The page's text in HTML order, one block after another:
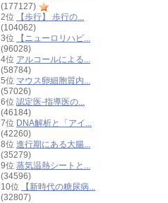
(177127)
2位
【歩行】 歩行の...
(104062)
3位
【ニューロリハビ...
(96028)
4位 アルコールによる...
(58784)
5位 マウス卵細胞質内...
(57026)
6位 認定医-指導医の...
(46184)
7位 DNA解析と「アイ...
(42260)
8位 進行期にある大腸...
(35279)
9位 蒸気温熱シートと...
(34596)
10位
【新時代の糖尿病...
(32807)